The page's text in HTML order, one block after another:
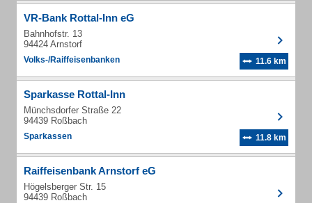
VR-Bank Rottal-Inn eG
Bahnhofstr. 13
94424 Arnstorf
Volks-/Raiffeisenbanken 11.6 km
Sparkasse Rottal-Inn
Münchsdorfer Straße 22
94439 Roßbach
Sparkassen 11.8 km
Raiffeisenbank Arnstorf eG
Högelsberger Str. 15
94439 Roßbach